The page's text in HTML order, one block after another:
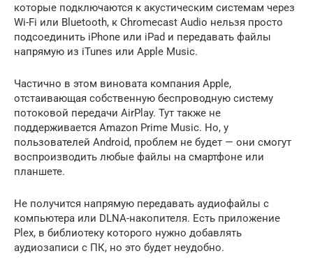
которые подключаются к акустическим системам через
Wi-Fi или Bluetooth, к Chromecast Audio нельзя просто
подсоединить iPhone или iPad и передавать файлы
напрямую из iTunes или Apple Music.
Частично в этом виновата компания Apple,
отстаивающая собственную беспроводную систему
потоковой передачи AirPlay. Тут также не
поддерживается Amazon Prime Music. Но, у
пользователей Android, проблем не будет — они смогут
воспроизводить любые файлы на смартфоне или
планшете.
Не получится напрямую передавать аудиофайлы с
компьютера или DLNA-накопителя. Есть приложение
Plex, в библиотеку которого нужно добавлять
аудиозаписи с ПК, но это будет неудобно.